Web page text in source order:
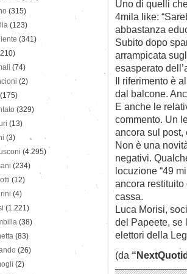
Uno di quelli
4mila like:
abbastanza
Subito dopo
arrampicata
esasperato
Il riferimento è
dal balcone.
E anche le
commento. Un
ancora sul post,
Non è una
negativi.
locuzione “49
ancora
cassa.
Luca Morisi,
del Papeete, se
elettori della
(da
(315)
(123)
(341)
(74)
(2)
(175)
(329)
(13)
(3)
(4.295)
(234)
(12)
(4)
(1.221)
(38)
(83)
(26)
(2)